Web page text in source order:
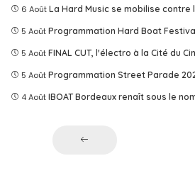
6 Août La Hard Music se mobilise contre
5 Août Programmation Hard Boat
5 Août FINAL CUT, l'électro à la Cité du
5 Août Programmation Street Parade
4 Août IBOAT Bordeaux renaît sous le